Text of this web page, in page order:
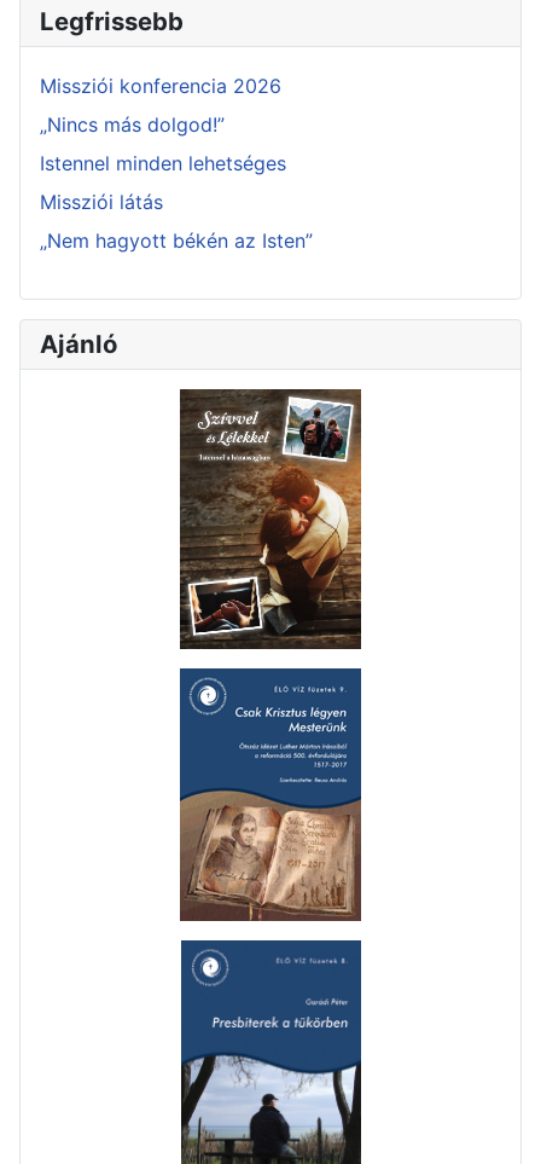
Legfrissebb
Missziói konferencia 2026
„Nincs más dolgod!”
Istennel minden lehetséges
Missziói látás
„Nem hagyott békén az Isten”
Ajánló